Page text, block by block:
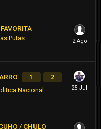
Putas
1 2
Nacional
/ CHULO